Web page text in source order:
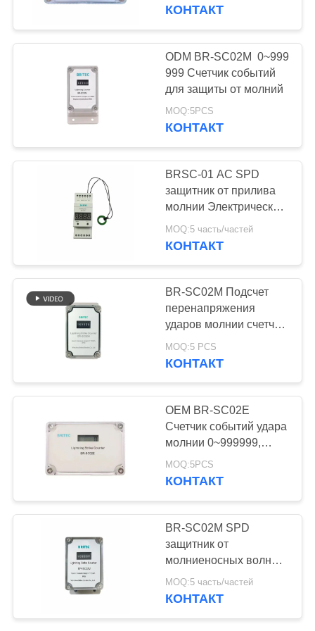
КОНТРОЛЬ
КАЧЕСТВА
КОНТАКТНЫЕ
ДАННЫЕ
СЛУЧАИ
SHOW
ПОЛИТИКА
КОНФИДЕНЦИАЛЬНОСТИ
Прибор защиты от
перенапряжения
типа 2
165
Тип защитного
приспособления 3
пульсации
29
Аррестер
пульсации ПВ
Аррестер Б+К
пульсации Т1+Т2
57
счетчик ударов молнии
КОНТАКТ
ODM BR-SC02M 0~999
999 Счетчик событий
для защиты от молний
MOQ:5PCS
КОНТАКТ
BRSC-01 AC SPD
защитник от прилива
молнии Электрические
защитные устройства
Противоприток
MOQ:5 часть/частей
КОНТАКТ
BR-SC02M Подсчет
перенапряжения
ударов молнии счетчик
0~999,999 событий
устройство для защиты
MOQ:5 PCS
КОНТАКТ
OEM BR-SC02E
Счетчик событий удара
молнии 0~999999,
устройство
MOQ:5PCS
КОНТАКТ
BR-SC02M SPD
защитник от
молниеносных волн
Электрические
защитные устройства
MOQ:5 часть/частей
КОНТАКТ